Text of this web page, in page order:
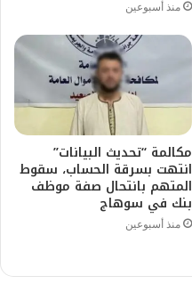
منذ أسبوعين
مكالمة “تحديث البيانات”
انتهت بسرقة الحساب، سقوط
المتهم بانتحال صفة موظف
بنك في سوهاج
منذ أسبوعين